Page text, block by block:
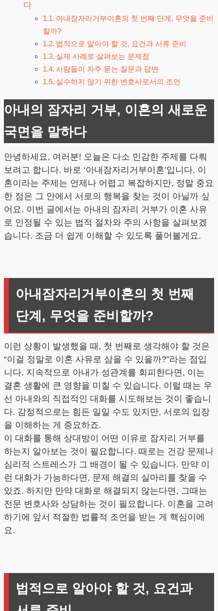
다
아내잠자리거부이혼의 첫 번째 단계, 무엇을 준비
할까?
법적으로 알아야 할 것, 요건과 서류 준비
실제 사례로 살펴보는 문제점
사람들이 자주 묻는 질문과 답변
실수하지 않기 위한 변호사로서의 조언
아내의 잠자리 거부, 이혼의 새로운
국면을 말하다
안녕하세요, 여러분! 오늘은 다소 민감한 주제를 다뤄
보려고 합니다. 바로 ‘아내잠자리거부이혼’입니다. 이
혼이라는 주제는 언제나 어렵고 복잡하지만, 정말 중요
한 점은 그 안에서 서로의 행복을 찾는 것이 아닐까 싶
어요. 이번 글에서는 아내의 잠자리 거부가 이혼 사유
로 인정될 수 있는 법적 절차와 주의 사항을 살펴보겠
습니다. 조금 더 쉽게 이해할 수 있도록 풀어볼게요.
아내잠자리거부이혼의 첫 번째
단계, 무엇을 준비할까?
이런 상황이 발생했을 때, 첫 번째로 생각해야 할 것은
“이걸 정말로 이혼 사유로 삼을 수 있을까?”라는 점입
니다. 지속적으로 아내가 성관계를 회피한다면, 이는
결혼 생활에 큰 영향을 미칠 수 있습니다. 이럴 때는 우
선 아내와의 직접적인 대화를 시도해보는 것이 좋습니
다. 감정적으로는 힘든 일일 수도 있지만, 서로의 입장
을 이해하는 게 중요하죠.
이 대화를 통해 상대방이 어떤 이유로 잠자리 거부를
하는지 알아보는 것이 필요합니다. 때로는 건강 문제나
심리적 스트레스가 그 배경이 될 수 있습니다. 만약 이
런 대화가 가능하다면, 문제 해결의 실마리를 찾을 수
있죠. 하지만 만약 대화로 해결되지 않는다면, 그때는
전문 변호사와 상담하는 것이 필요합니다. 이혼을 고려
하기에 앞서 적절한 법률적 조언을 받는 게 핵심이에
요.
법적으로 알아야 할 것, 요건과